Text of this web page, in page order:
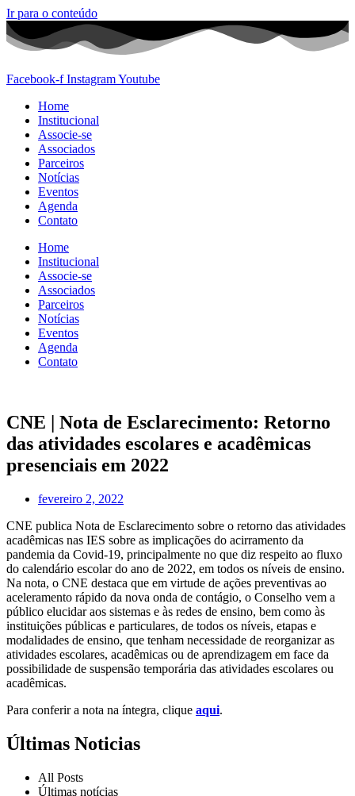
Ir para o conteúdo
Facebook-f InstagramYoutube
Home
Institucional
Associe-se
Associados
Parceiros
Notícias
Eventos
Agenda
Contato
Home
Institucional
Associe-se
Associados
Parceiros
Notícias
Eventos
Agenda
Contato
CNE | Nota de Esclarecimento: Retorno
das atividades escolares e acadêmicas
presenciais em 2022
fevereiro 2, 2022
CNE publica Nota de Esclarecimento sobre o retorno das atividades
acadêmicas nas IES sobre as implicações do acirramento da
pandemia da Covid-19, principalmente no que diz respeito ao fluxo
do calendário escolar do ano de 2022, em todos os níveis de ensino.
Na nota, o CNE destaca que em virtude de ações preventivas ao
aceleramento rápido da nova onda de contágio, o Conselho vem a
público elucidar aos sistemas e às redes de ensino, bem como às
instituições públicas e particulares, de todos os níveis, etapas e
modalidades de ensino, que tenham necessidade de reorganizar as
atividades escolares, acadêmicas ou de aprendizagem em face da
possibilidade de suspensão temporária das atividades escolares ou
acadêmicas.
Para conferir a nota na íntegra, clique aqui.
Últimas Noticias
All Posts
Últimas notícias